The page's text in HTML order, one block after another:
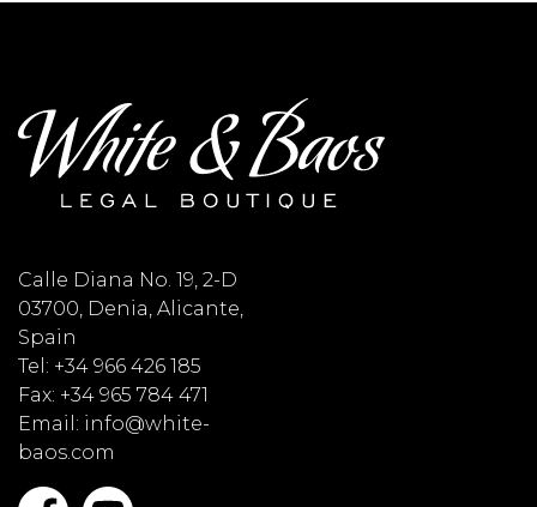
Calle Diana No. 19, 2-D
03700, Denia, Alicante,
Spain
Tel: +34 966 426 185
Fax: +34 965 784 471
Email: info@white-
baos.com